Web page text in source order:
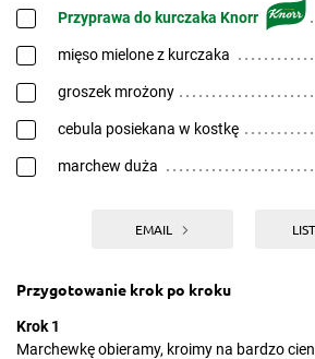
Przyprawa do kurczaka Knorr
mięso mielone z kurczaka
groszek mrożony
cebula posiekana w kostkę
marchew duża
EMAIL
Przygotowanie krok po kroku
Krok 1
Marchewkę obieramy, kroimy na bardzo